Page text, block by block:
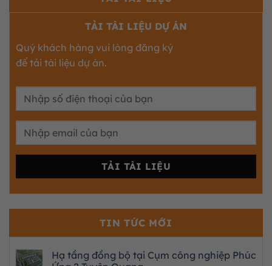
TẢI TÀI LIỆU DỰ ÁN
Quý khách hàng vui lòng đăng ký
để tải tài liệu dự án.
TIN TỨC MỚI
Hạ tầng đồng bộ tại Cụm công nghiệp Phúc